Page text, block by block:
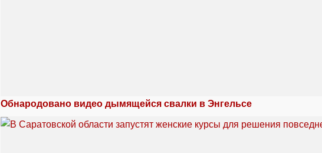
Обнародовано видео дымящейся свалки в Энгельсе